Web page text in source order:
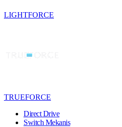
LIGHTFORCE
TRUEFORCE
Direct Drive
Switch Mekanis